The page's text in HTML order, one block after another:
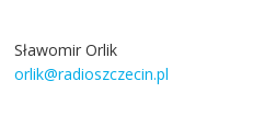
Sławomir Orlik
orlik@radioszczecin.pl